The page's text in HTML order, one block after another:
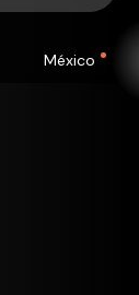
México